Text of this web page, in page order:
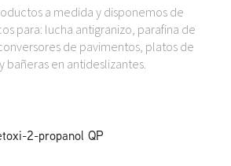
a medida y disponemos de
para: lucha antigranizo, parafina de
de pavimentos, platos de
bañeras en antideslizantes.
2-propanol QP